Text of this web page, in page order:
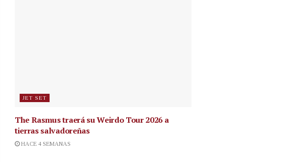
JET SET
The Rasmus traerá su Weirdo Tour 2026 a
tierras salvadoreñas
HACE 4 SEMANAS